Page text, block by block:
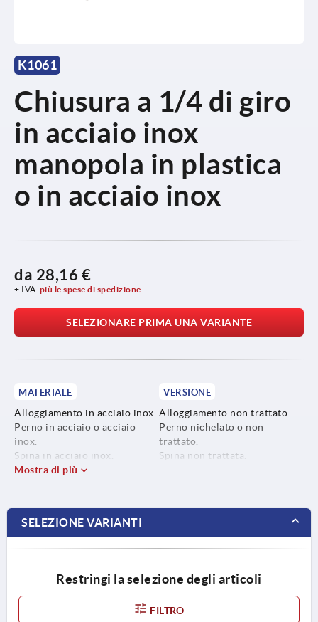
K1061
Chiusura a 1/4 di giro
in acciaio inox
manopola in plastica
o in acciaio inox
da 28,16 €
+ IVA più le spese di spedizione
SELEZIONARE PRIMA UNA VARIANTE
MATERIALE
Alloggiamento in acciaio inox.
Perno in acciaio o acciaio
inox.
Spina in acciaio inox.
Manopola in acciaio inox o
VERSIONE
Alloggiamento non trattato.
Perno nichelato o non
trattato.
Spina non trattata.
Mostra di più
SELEZIONE VARIANTI
Restringi la selezione degli articoli
FILTRO